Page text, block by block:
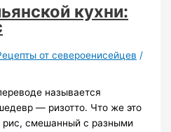
кухни:
от североенисейцев /
называется
— ризотто. Что же это
рис, смешанный с разными